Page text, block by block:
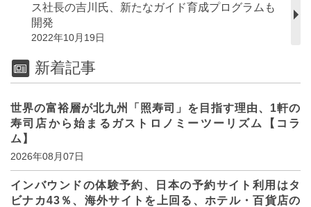
ス社長の吉川氏、新たなガイド育成プログラムも
開発
2022年10月19日
新着記事
世界の富裕層が北九州「照寿司」を目指す理由、1軒の
寿司店から始まるガストロノミーツーリズム【コラ
ム】
2026年08月07日
インバウンドの体験予約、日本の予約サイト利用はタ
ビナカ43％、海外サイトを上回る、ホテル・百貨店の